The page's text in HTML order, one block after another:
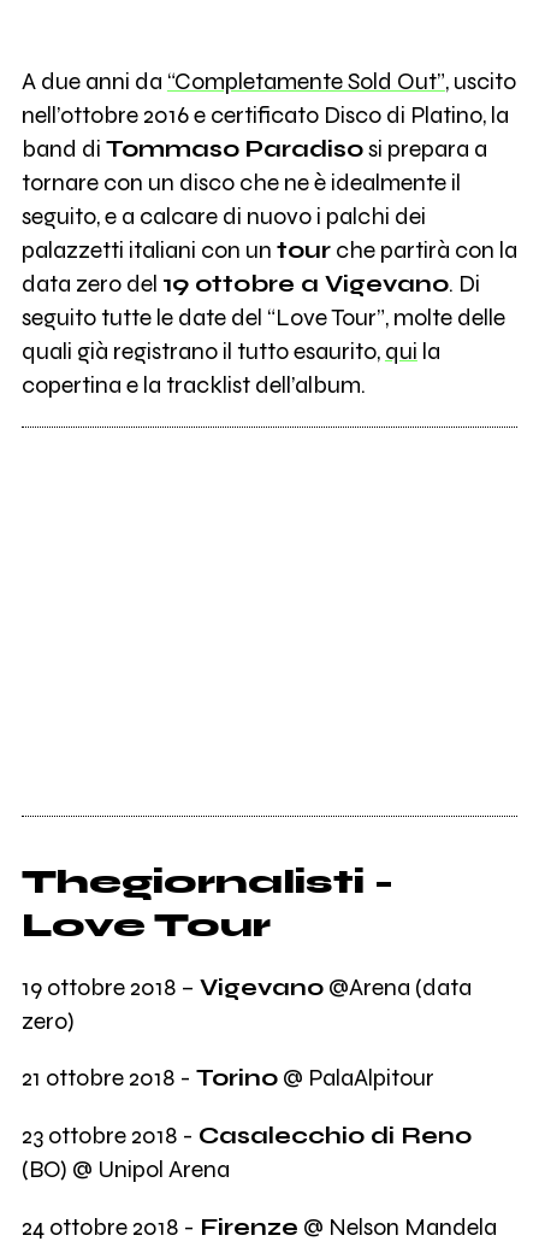
A due anni da “Completamente Sold Out”, uscito
nell’ottobre 2016 e certificato Disco di Platino, la
band di Tommaso Paradisosi prepara a
tornare con un disco che ne è idealmente il
seguito, e a calcare di nuovo i palchi dei
palazzetti italiani con un tourche partirà con la
data zero del 19 ottobre a Vigevano. Di
seguito tutte le date del “Love Tour”, molte delle
quali già registrano il tutto esaurito, qui la
copertina e la tracklist dell’album.
Thegiornalisti -
Love Tour
19 ottobre 2018 – Vigevano@Arena (data
zero)
21 ottobre 2018 - Torino@ PalaAlpitour
23 ottobre 2018 - Casalecchio di Reno
(BO) @ Unipol Arena
24 ottobre 2018 - Firenze @ Nelson Mandela